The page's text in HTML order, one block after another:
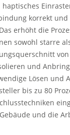
haptisches
korrekt
erhöht die
sowohl starre
von
und
Lösen und
bis zu 80
und die